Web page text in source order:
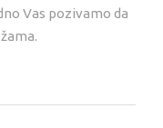
Vas pozivamo da